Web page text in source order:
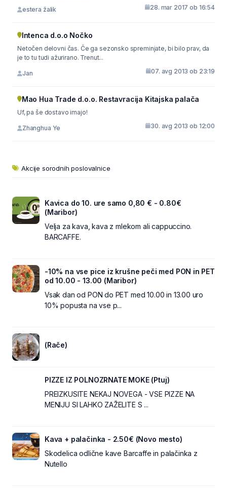
estera žalik 28. mar 2017 ob 16:54
Intenca d.o.o Nočko
Netočen delovni čas. Če ga sezonsko spreminjate, bi bilo prav, da
je to tu tudi ažurirano. Trenut...
Jan 07. avg 2013 ob 23:19
Mao Hua Trade d.o.o. Restavracija Kitajska palača
Uf, pa še dostavo imajo!
Zhanghua Ye 30. avg 2013 ob 12:00
Akcije sorodnih poslovalnice
Kavica do 10. ure samo 0,80 € - 0.80€
(Maribor)
Velja za kava, kava z mlekom ali cappuccino.
BARCAFFE.
-10% na vse pice iz krušne peči med PON in PET
od 10.00 - 13.00 (Maribor)
Vsak dan od PON do PET med 10.00 in 13.00 uro
10% popusta na vse p...
(Rače)
PIZZE IZ POLNOZRNATE MOKE (Ptuj)
PREIZKUSITE NEKAJ NOVEGA - VSE PIZZE NA
MENIJU SI LAHKO ZAŽELITE S ...
Kava + palačinka - 2.50€ (Novo mesto)
Skodelica odlične kave Barcaffe in palačinka z
Nutello